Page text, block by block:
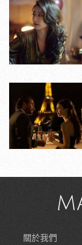
關於我們